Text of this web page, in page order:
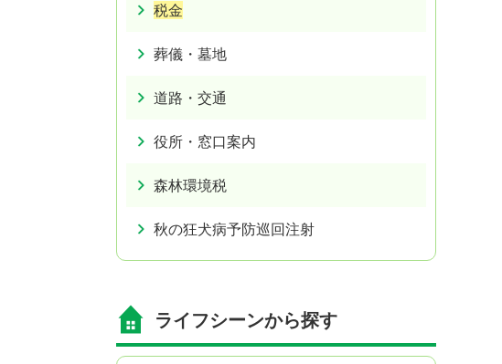
税金
葬儀・墓地
道路・交通
役所・窓口案内
森林環境税
秋の狂犬病予防巡回注射
ライフシーンから探す